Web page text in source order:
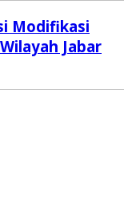
Modifikasi
Jabar